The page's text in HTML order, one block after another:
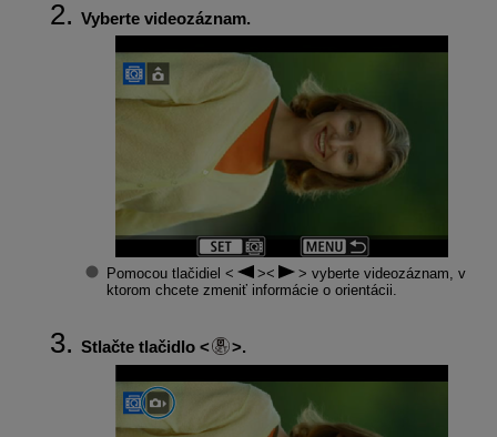
Vyberte videozáznam.
Pomocou tlačidiel
vyberte videozáznam, v
ktorom chcete zmeniť informácie o orientácii.
Stlačte tlačidlo .